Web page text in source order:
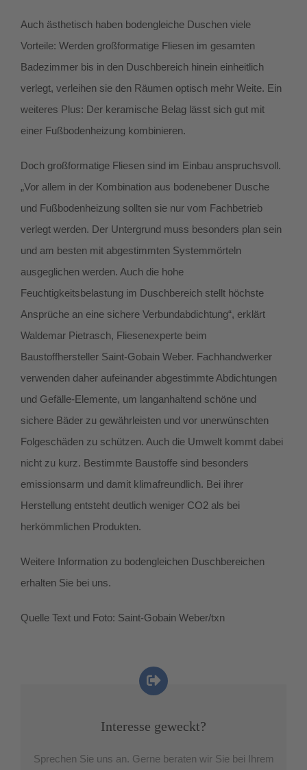
Auch ästhetisch haben bodengleiche Duschen viele
Vorteile: Werden großformatige Fliesen im gesamten
Badezimmer bis in den Duschbereich hinein einheitlich
verlegt, verleihen sie den Räumen optisch mehr Weite. Ein
weiteres Plus: Der keramische Belag lässt sich gut mit
einer Fußbodenheizung kombinieren.
Doch großformatige Fliesen sind im Einbau anspruchsvoll.
„Vor allem in der Kombination aus bodenebener Dusche
und Fußbodenheizung sollten sie nur vom Fachbetrieb
verlegt werden. Der Untergrund muss besonders plan sein
und am besten mit abgestimmten Systemmörteln
ausgeglichen werden. Auch die hohe
Feuchtigkeitsbelastung im Duschbereich stellt höchste
Ansprüche an eine sichere Verbundabdichtung“, erklärt
Waldemar Pietrasch, Fliesenexperte beim
Baustoffhersteller Saint-Gobain Weber. Fachhandwerker
verwenden daher aufeinander abgestimmte Abdichtungen
und Gefälle-Elemente, um langanhaltend schöne und
sichere Bäder zu gewährleisten und vor unerwünschten
Folgeschäden zu schützen. Auch die Umwelt kommt dabei
nicht zu kurz. Bestimmte Baustoffe sind besonders
emissionsarm und damit klimafreundlich. Bei ihrer
Herstellung entsteht deutlich weniger CO2 als bei
herkömmlichen Produkten.
Weitere Information zu bodengleichen Duschbereichen
erhalten Sie bei uns.
Quelle Text und Foto: Saint-Gobain Weber/txn
Interesse geweckt?
Sprechen Sie uns an. Gerne beraten wir Sie bei Ihrem